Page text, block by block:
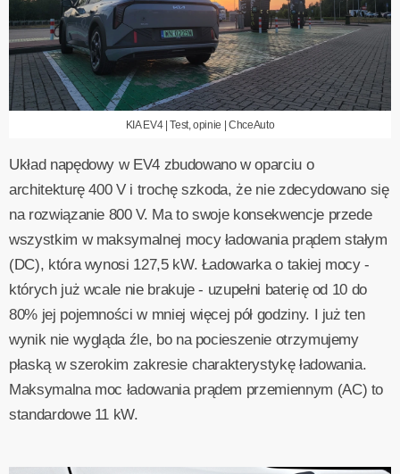
KIA EV4 | Test, opinie | ChceAuto
Układ napędowy w EV4 zbudowano w oparciu o
architekturę 400 V i trochę szkoda, że nie zdecydowano się
na rozwiązanie 800 V. Ma to swoje konsekwencje przede
wszystkim w maksymalnej mocy ładowania prądem stałym
(DC), która wynosi 127,5 kW. Ładowarka o takiej mocy -
których już wcale nie brakuje - uzupełni baterię od 10 do
80% jej pojemności w mniej więcej pół godziny. I już ten
wynik nie wygląda źle, bo na pocieszenie otrzymujemy
płaską w szerokim zakresie charakterystykę ładowania.
Maksymalna moc ładowania prądem przemiennym (AC) to
standardowe 11 kW.